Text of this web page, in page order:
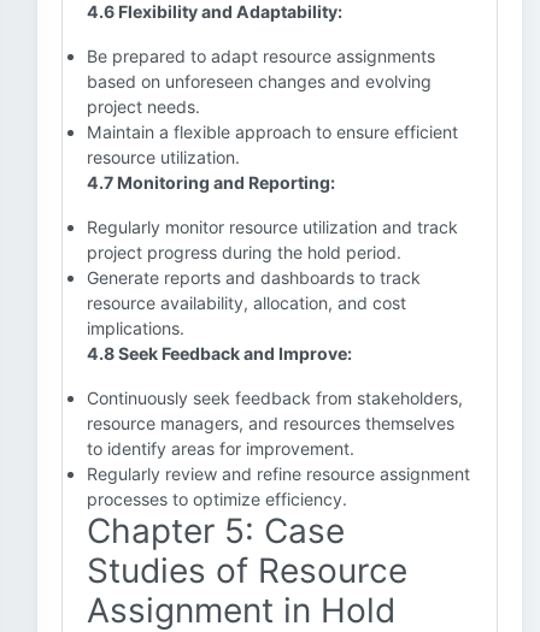
4.6 Flexibility and Adaptability:
Be prepared to adapt resource assignments
based on unforeseen changes and evolving
project needs.
Maintain a flexible approach to ensure efficient
resource utilization.
4.7 Monitoring and Reporting:
Regularly monitor resource utilization and track
project progress during the hold period.
Generate reports and dashboards to track
resource availability, allocation, and cost
implications.
4.8 Seek Feedback and Improve:
Continuously seek feedback from stakeholders,
resource managers, and resources themselves
to identify areas for improvement.
Regularly review and refine resource assignment
processes to optimize efficiency.
Chapter 5: Case
Studies of Resource
Assignment in Hold